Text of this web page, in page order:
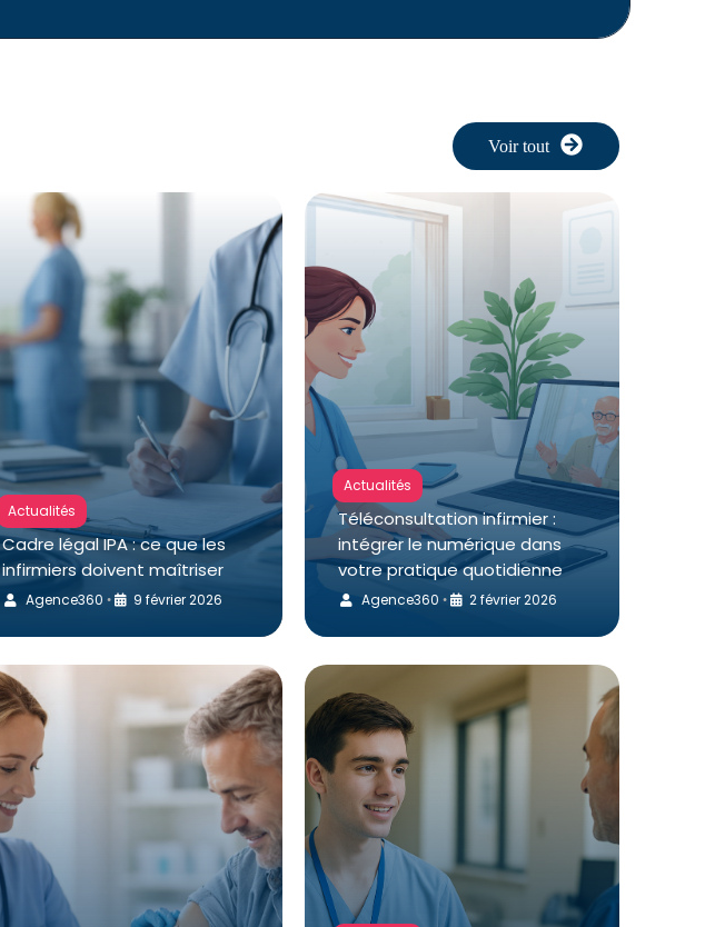
Voir tout
Actualités
Cadre légal IPA : ce que les
infirmiers doivent maîtriser
Agence360 • 9 février 2026
Actualités
Téléconsultation infirmier :
intégrer le numérique dans
votre pratique quotidienne
Agence360 • 2 février 2026